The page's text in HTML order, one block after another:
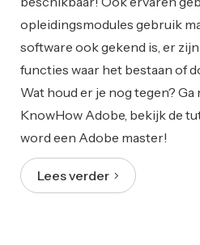
opleidingsmodules gebruik
software ook gekend is, er
functies waar het bestaan of
Wat houd er je nog tegen? Ga
KnowHow Adobe, bekijk de
word een Adobe master!
Lees verder